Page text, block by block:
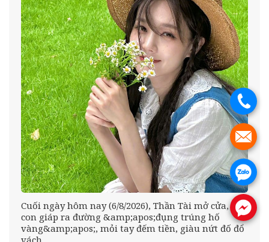
Cuối ngày hôm nay (6/8/2026), Thần Tài mở cửa, 3
con giáp ra đường &amp;apos;đụng trúng hố
vàng&amp;apos;, mỏi tay đếm tiền, giàu nứt đố đổ
vách
.
.
.
.